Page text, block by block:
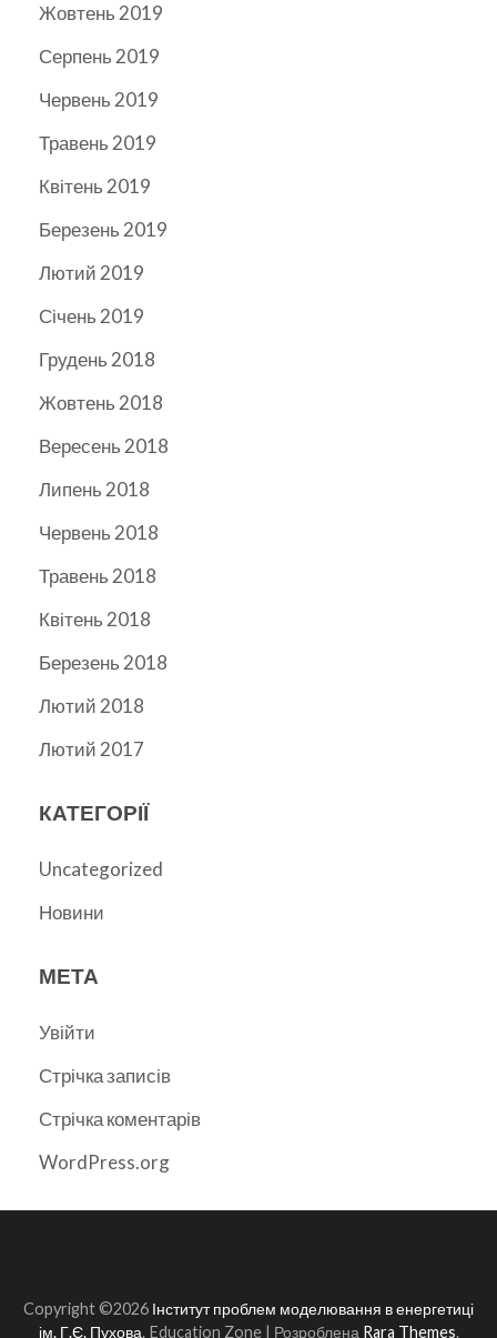
Жовтень 2019
Серпень 2019
Червень 2019
Травень 2019
Квітень 2019
Березень 2019
Лютий 2019
Січень 2019
Грудень 2018
Жовтень 2018
Вересень 2018
Липень 2018
Червень 2018
Травень 2018
Квітень 2018
Березень 2018
Лютий 2018
Лютий 2017
КАТЕГОРІЇ
Uncategorized
Новини
МЕТА
Увійти
Стрічка записів
Стрічка коментарів
WordPress.org
Copyright ©2026 Інститут проблем моделювання в енергетиці
ім. Г.Є. Пухова. Education Zone | Розроблена Rara Themes.